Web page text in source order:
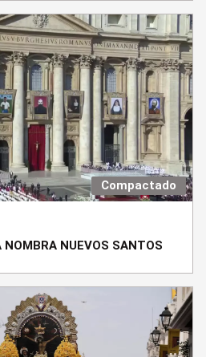
Compactado
NUEVOS SANTOS